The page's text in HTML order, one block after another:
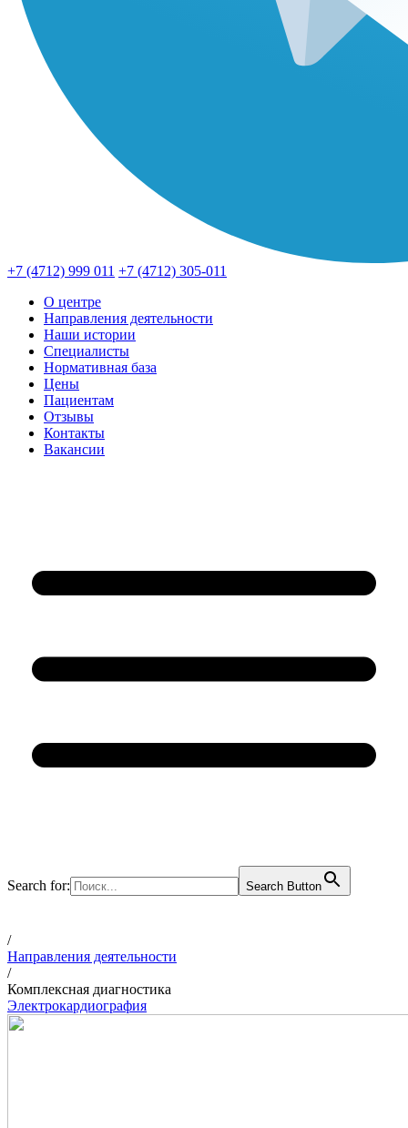
+7 (4712) 999 011 +7 (4712) 305-011
О центре
Направления деятельности
Наши истории
Специалисты
Нормативная база
Цены
Пациентам
Отзывы
Контакты
Вакансии
Search for: Search Button
/
Направления деятельности
/
Комплексная диагностика
Электрокардиография